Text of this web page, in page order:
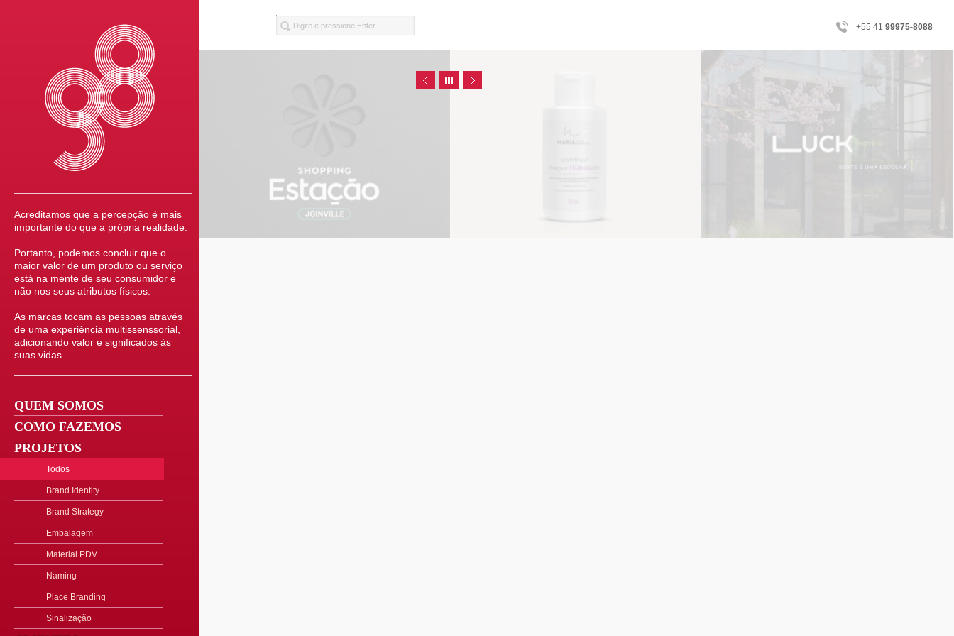
Acreditamos que a percepção é mais
importante do que a própria realidade.
Portanto, podemos concluir que o
maior valor de um produto ou serviço
está na mente de seu consumidor e
não nos seus atributos físicos.
As marcas tocam as pessoas através
de uma experiência multissenssorial,
adicionando valor e significados às
suas vidas.
QUEM SOMOS
COMO FAZEMOS
PROJETOS
Todos
Brand Identity
Brand Strategy
Embalagem
Material PDV
Naming
Place Branding
Sinalização
+55 41 99975-8088